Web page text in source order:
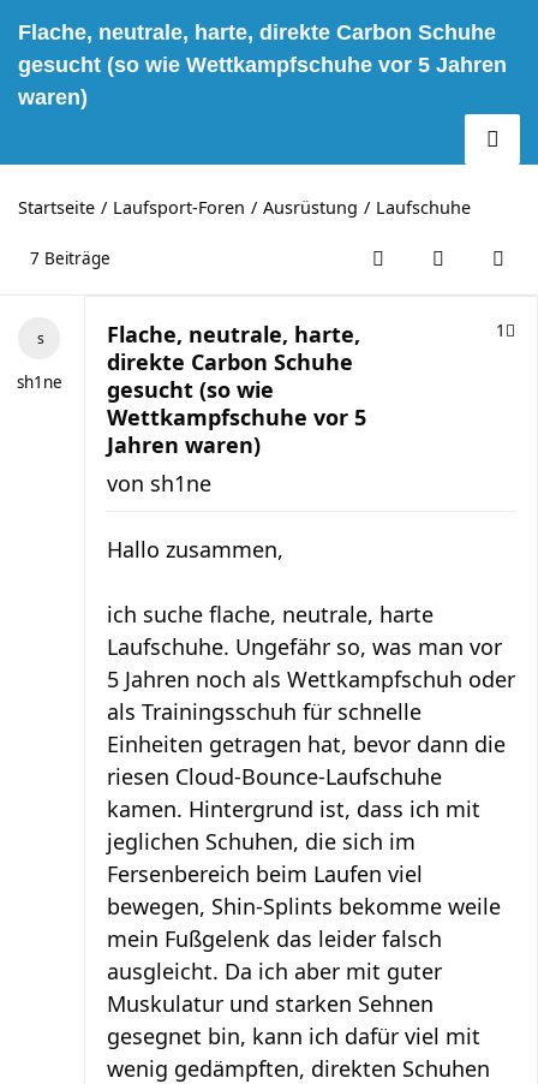
Flache, neutrale, harte, direkte Carbon Schuhe
gesucht (so wie Wettkampfschuhe vor 5 Jahren
waren)
Startseite Laufsport-Foren Ausrüstung Laufschuhe
7 Beiträge
sh1ne
Flache, neutrale, harte,
direkte Carbon Schuhe
gesucht (so wie
Wettkampfschuhe vor 5
Jahren waren)
1
von sh1ne
Hallo zusammen,
ich suche flache, neutrale, harte
Laufschuhe. Ungefähr so, was man vor
5 Jahren noch als Wettkampfschuh oder
als Trainingsschuh für schnelle
Einheiten getragen hat, bevor dann die
riesen Cloud-Bounce-Laufschuhe
kamen. Hintergrund ist, dass ich mit
jeglichen Schuhen, die sich im
Fersenbereich beim Laufen viel
bewegen, Shin-Splints bekomme weile
mein Fußgelenk das leider falsch
ausgleicht. Da ich aber mit guter
Muskulatur und starken Sehnen
gesegnet bin, kann ich dafür viel mit
wenig gedämpften, direkten Schuhen